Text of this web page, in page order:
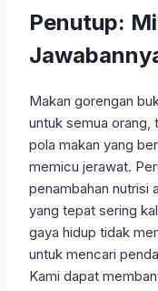
Penutup:
Makan gorengan
untuk semua orang,
pola makan yang
memicu jerawat.
penambahan nutrisi
yang tepat sering
gaya hidup tidak
untuk mencari
Kami dapat